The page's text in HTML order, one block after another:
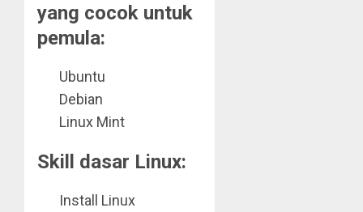
yang cocok untuk
pemula:
Ubuntu
Debian
Linux Mint
Skill dasar Linux:
Install Linux